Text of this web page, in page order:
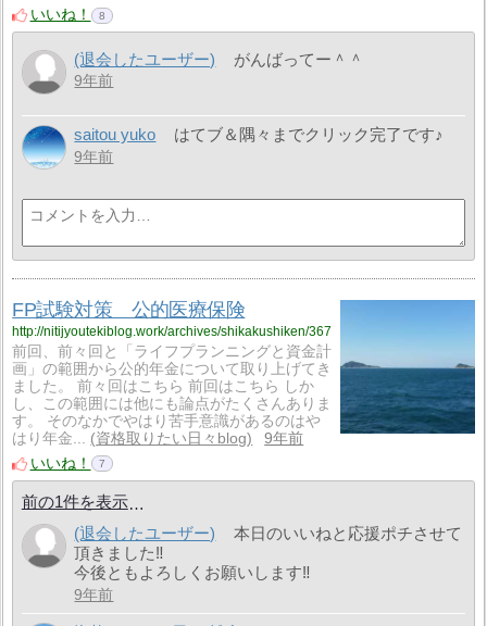
いいね！
8
(退会したユーザー) がんばってー＾＾
9年前
saitou yuko はてブ＆隅々までクリック完了です♪
9年前
FP試験対策 公的医療保険
http://nitijyoutekiblog.work/archives/shikakushiken/367
前回、前々回と「ライフプランニングと資金計
画」の範囲から公的年金について取り上げてき
ました。 前々回はこちら 前回はこちら しか
し、この範囲には他にも論点がたくさんありま
す。 そのなかでやはり苦手意識があるのはや
はり年金...
資格取りたい日々blog
9年前
いいね！
7
前の1件を表示
(退会したユーザー)
本日のいいねと応援ポチさせて
頂きました‼
今後ともよろしくお願いします‼
9年前